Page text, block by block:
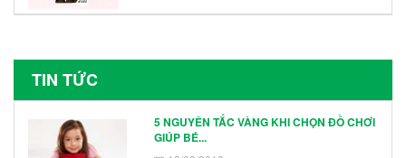
TIN TỨC
5 NGUYÊN TẮC VÀNG KHI CHỌN ĐỒ CHƠI
GIÚP BÉ...